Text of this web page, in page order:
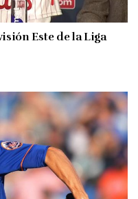
Este de la Liga